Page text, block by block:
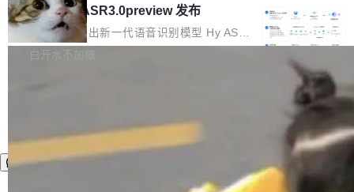
理解大规模代码仓时面临显著"代码仓理解"瓶
颈。 代码仓深度理解服务（以下简称" CodeBas
e深度理解服务"）是华为云码道（CodeA...
数据。2024年9月3日下午4点，他使用此前登录
的账号密码进入A集群，输入了一条被程序员圈
称为"删库跑路"的命令——最高管理员权限、无
oE 架构的大模型，好用到让人上瘾，但 GPU 显
存永远不够用。 Cloudflare 的 Workers AI 团队
一直在跑这些模型的推理。他们在官方博客上发
整性保护。效果是：吞吐量提升 41%，每 token
成本降低 30%，精度不变。 FP8 省的不仅是显
存 KV cache 是推理时最吃显...
腾讯混元 Hy ASR3.0preview 发布
腾讯混元正式推出新一代语音识别模型 Hy ASR
3.0preview。基于最新一代大语言模型 Hy3 的
让语音识别不再只是听清，而是真正听懂。通过
先理解你的语境和意图，再把准确的文字直接给
到你。从“逐字转写、单点优化”演进为“理解语
境、兼容场景、一键直出”。 Hy ASR 3.0 previe
白开水不加糖